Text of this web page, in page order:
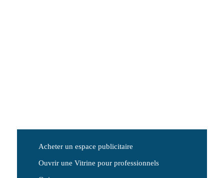
Acheter un espace publicitaire
Ouvrir une Vitrine pour professionnels